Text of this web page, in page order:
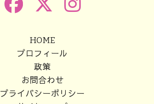
HOME
プロフィール
政策
お問合わせ
プライバシーポリシー